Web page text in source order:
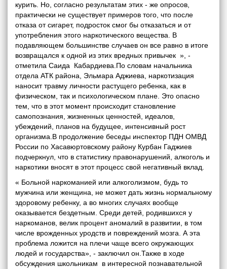
курить. Но, согласно результатам этих - же опросов,
практически не существует примеров того, что после
отказа от сигарет, подросток смог бы отказаться и от
употребления этого наркотического вещества. В
подавляющем большинстве случаев он все равно в итоге
возвращался к одной из этих вредных привычек », -
отметила Саида Кабардиева.По словам начальника
отдела АТК района, Эльмара Аджиева, наркотизация
наносит травму личности растущего ребенка, как в
физическом, так и психологическом плане. Это опасно
тем, что в этот момент происходит становление
самопознания, жизненных ценностей, идеалов,
убеждений, планов на будущее, интенсивный рост
организма.В продолжение беседы инспектор ПДН ОМВД
России по Хасавюртовскому району Курбан Гаджиев
подчеркнул, что в статистику правонарушений, алкоголь и
наркотики вносят в этот процесс свой негативный вклад.
« Больной наркоманией или алкоголизмом, будь то
мужчина или женщина, не может дать жизнь нормальному
здоровому ребенку, а во многих случаях вообще
оказывается бездетным. Среди детей, родившихся у
наркоманов, велик процент аномалий в развитии, в том
числе врожденных уродств и повреждений мозга. А эта
проблема ложится на плечи чаще всего окружающих
людей и государства», - заключил он.Также в ходе
обсуждения школьникам в интересной познавательной